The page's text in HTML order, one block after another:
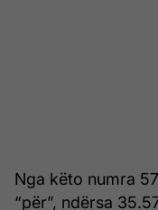
Nga këto numra
“për”, ndërsa